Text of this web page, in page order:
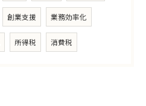
創業支援 業務効率化
所得税 消費税